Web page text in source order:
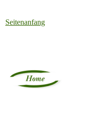
Seitenanfang